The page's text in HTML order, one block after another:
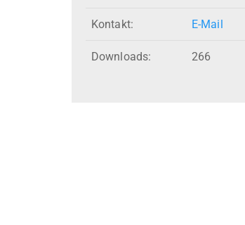
Kontakt: E-Mail
Downloads: 266